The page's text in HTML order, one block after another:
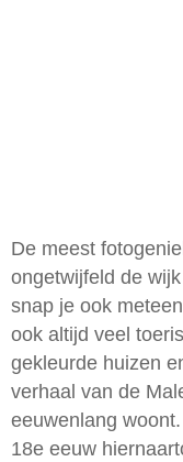
De meest
ongetwijfeld de
snap je ook
ook altijd veel
gekleurde huizen
verhaal van de
eeuwenlang
18e eeuw